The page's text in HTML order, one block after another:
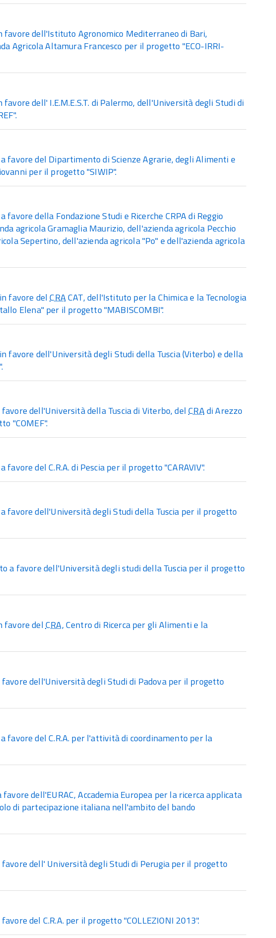
dell'Istituto Agronomico Mediterraneo di Bari,
Agricola Altamura Francesco per il progetto "ECO-IRRI-
dell' I.E.M.E.S.T. di Palermo, dell'Università degli Studi di
del Dipartimento di Scienze Agrarie, degli Alimenti e
per il progetto "SIWIP".
della Fondazione Studi e Ricerche CRPA di Reggio
agricola Gramaglia Maurizio, dell'azienda agricola Pecchio
Sepertino, dell'azienda agricola "Po" e dell'azienda agricola
favore delCRACAT, dell'Istituto per la Chimica e la Tecnologia
Elena" per il progetto "MABISCOMBI".
dell'Università degli Studi della Tuscia (Viterbo) e della
dell'Università della Tuscia di Viterbo, delCRAdi Arezzo
"COMEF".
del C.R.A. di Pescia per il progetto "CARAVIV".
dell'Università degli Studi della Tuscia per il progetto
a favore dell'Università degli studi della Tuscia per il progetto
favore delCRA, Centro di Ricerca per gli Alimenti e la
dell'Università degli Studi di Padova per il progetto
del C.R.A. per l'attività di coordinamento per la
dell'EURAC, Accademia Europea per la ricerca applicata
di partecipazione italiana nell'ambito del bando
dell' Università degli Studi di Perugia per il progetto
del C.R.A. per il progetto "COLLEZIONI 2013".